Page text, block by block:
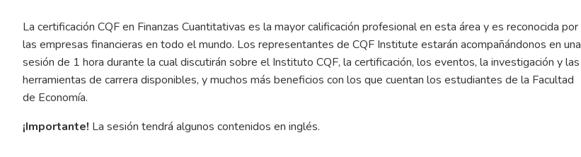
La certificación CQF en Finanzas Cuantitativas es la mayor calificación profesional en esta área y es reconocida por
las empresas financieras en todo el mundo. Los representantes de CQF Institute estarán acompañándonos en una
sesión de 1 hora durante la cual discutirán sobre el Instituto CQF, la certificación, los eventos, la investigación y las
herramientas de carrera disponibles, y muchos más beneficios con los que cuentan los estudiantes de la Facultad
de Economía.
¡Importante! La sesión tendrá algunos contenidos en inglés.